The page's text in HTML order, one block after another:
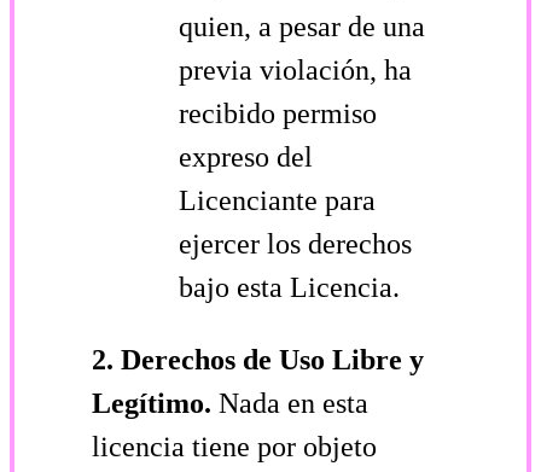
quien, a pesar de una
previa violación, ha
recibido permiso
expreso del
Licenciante para
ejercer los derechos
bajo esta Licencia.
2. Derechos de Uso Libre y
Legítimo. Nada en esta
licencia tiene por objeto